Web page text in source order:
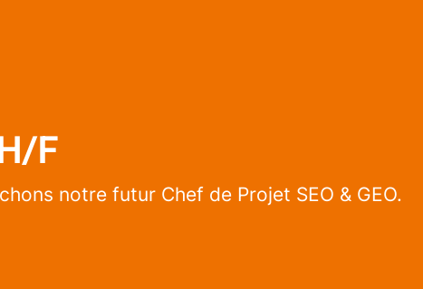
F
notre futur Chef de Projet SEO & GEO.